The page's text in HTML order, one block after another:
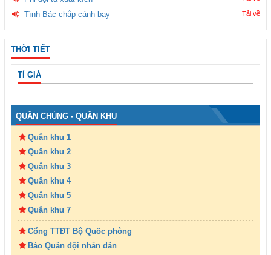
Tình Bác chắp cánh bay Tải về
THỜI TIẾT
TỈ GIÁ
QUÂN CHỦNG - QUÂN KHU
Quân khu 1
Quân khu 2
Quân khu 3
Quân khu 4
Quân khu 5
Quân khu 7
Cổng TTĐT Bộ Quốc phòng
Báo Quân đội nhân dân